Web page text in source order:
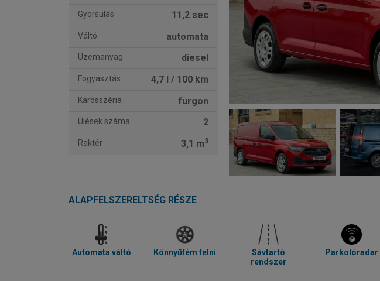
Gyorsulás 11,2 sec
Váltó automata
Üzemanyag diesel
Fogyasztás 4,7 l / 100 km
Karosszéria furgon
Ülések száma 2
Raktér 3,1 m3
ALAPFELSZERELTSÉG RÉSZE
Automata váltó Könnyűfém felni
Sávtartó
rendszer
Parkolóradar